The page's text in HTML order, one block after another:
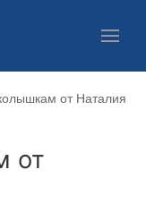
от Наталия
от